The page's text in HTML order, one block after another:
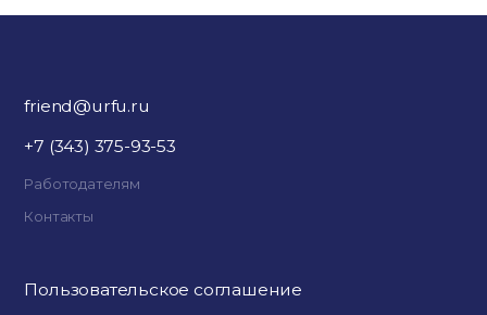
friend@urfu.ru
+7 (343) 375-93-53
Работодателям
Контакты
Пользовательское соглашение